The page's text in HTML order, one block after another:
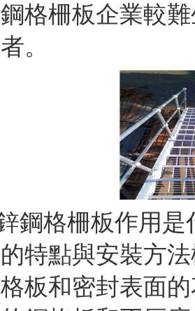
格柵板企業較
。
鋼格柵板作用是
特點與安裝方
板和密封表面